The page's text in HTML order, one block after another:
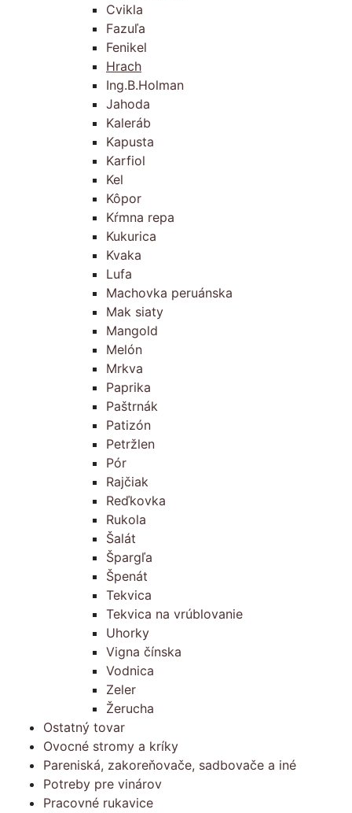
Cvikla
Fazuľa
Fenikel
Hrach
Ing.B.Holman
Jahoda
Kaleráb
Kapusta
Karfiol
Kel
Kôpor
Kŕmna repa
Kukurica
Kvaka
Lufa
Machovka peruánska
Mak siaty
Mangold
Melón
Mrkva
Paprika
Paštrnák
Patizón
Petržlen
Pór
Rajčiak
Reďkovka
Rukola
Šalát
Špargľa
Špenát
Tekvica
Tekvica na vrúblovanie
Uhorky
Vigna čínska
Vodnica
Zeler
Žerucha
Ostatný tovar
Ovocné stromy a kríky
Pareniská, zakoreňovače, sadbovače a iné
Potreby pre vinárov
Pracovné rukavice